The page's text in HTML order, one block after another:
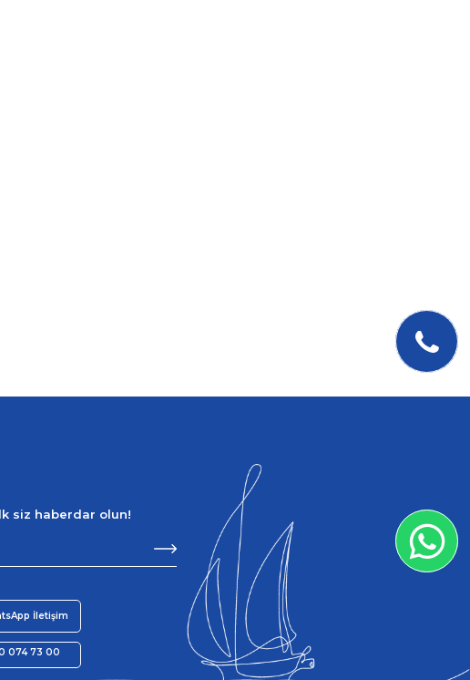
siz haberdar olun!
İletişim
074 73 00